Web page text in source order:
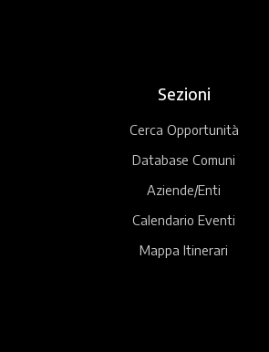
Sezioni
Cerca Opportunità
Database Comuni
Aziende/Enti
Calendario Eventi
Mappa Itinerari